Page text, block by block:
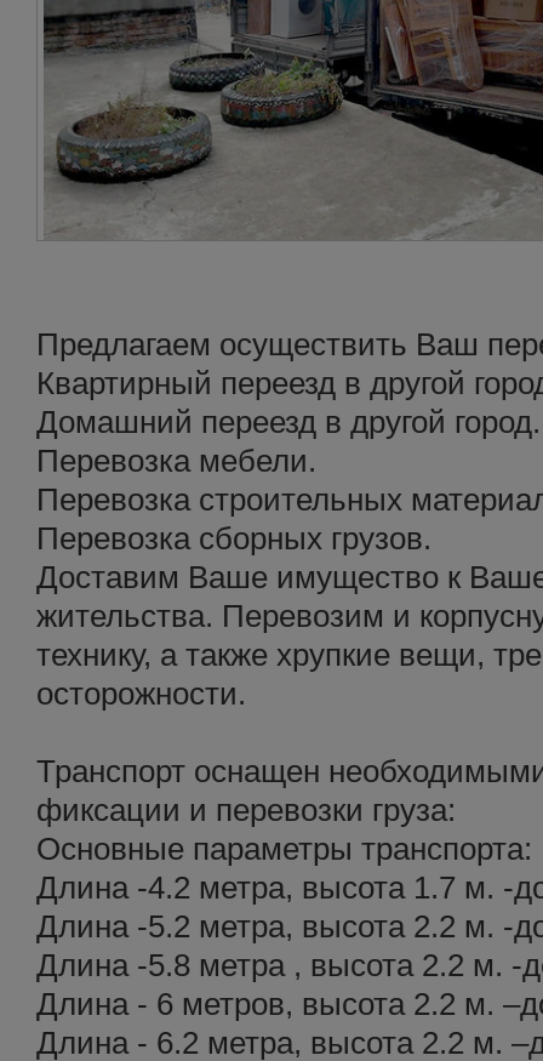
Предлагаем осуществить Ваш
Квартирный переезд в другой
Домашний переезд в другой город.
Перевозка мебели.
Перевозка строительных
Перевозка сборных грузов.
Доставим Ваше имущество к
жительства. Перевозим и
технику, а также хрупкие вещи,
осторожности.
Транспорт оснащен
фиксации и перевозки груза:
Основные параметры транспорта:
Длина -4.2 метра, высота 1.7 м. -
Длина -5.2 метра, высота 2.2 м. -
Длина -5.8 метра , высота 2.2 м. -
Длина - 6 метров, высота 2.2 м.
Длина - 6.2 метра, высота 2.2 м.